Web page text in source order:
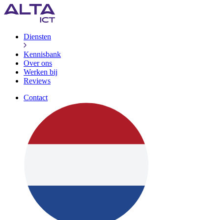
Diensten
Kennisbank
Over ons
Werken bij
Reviews
Contact